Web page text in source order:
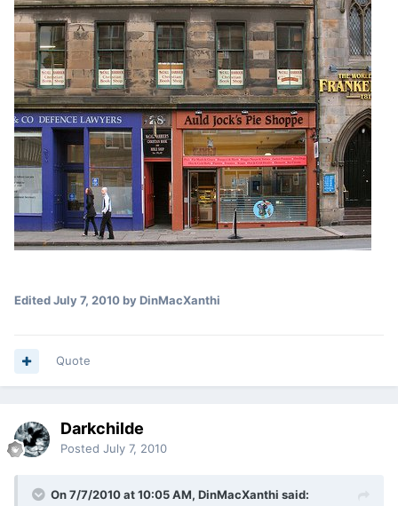
EditedJuly 7, 2010by DinMacXanthi
Quote
Darkchilde
Posted July 7, 2010
On 7/7/2010 at 10:05 AM, DinMacXanthi said: